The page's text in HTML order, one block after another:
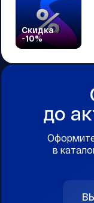
Скидка
-10%
до
в